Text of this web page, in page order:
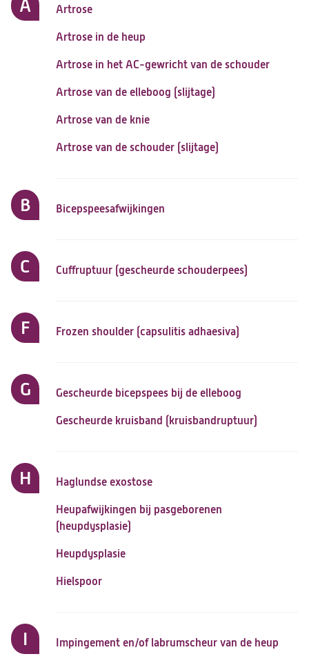
navigatie
A Artrose
Artrose in de heup
Artrose in het AC-gewricht van de schouder
Artrose van de elleboog (slijtage)
Artrose van de knie
Artrose van de schouder (slijtage)
B Bicepspeesafwijkingen
C Cuffruptuur (gescheurde schouderpees)
F Frozen shoulder (capsulitis adhaesiva)
G Gescheurde bicepspees bij de elleboog
Gescheurde kruisband (kruisbandruptuur)
H Haglundse exostose
Heupafwijkingen bij pasgeborenen
(heupdysplasie)
Heupdysplasie
Hielspoor
I Impingement en/of labrumscheur van de heup